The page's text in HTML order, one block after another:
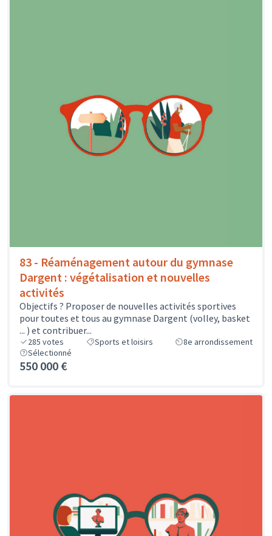
83 - Réaménagement autour du gymnase
Dargent : végétalisation et nouvelles
activités
Objectifs ? Proposer de nouvelles activités sportives
pour toutes et tous au gymnase Dargent (volley, basket
... ) et contribuer...
285 votes Sports et loisirs
8e arrondissement
Sélectionné
550 000 €